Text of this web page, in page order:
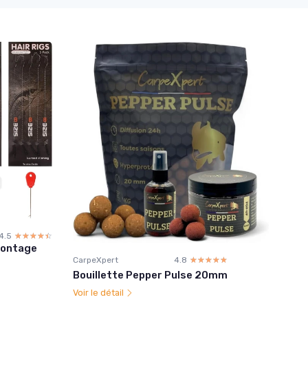
☆☆☆☆☆
★★★★★
CarpeXpert 4.8 ☆☆☆☆☆
★★★★★
Bouillette Pepper Pulse 20mm
Voir le détail